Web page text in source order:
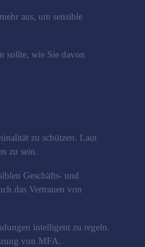
aus, um sensible
sollte, wie Sie davon
zu schützen. Laut
zu sein.
Geschäfts- und
das Vertrauen von
intelligent zu regeln.
von MFA.